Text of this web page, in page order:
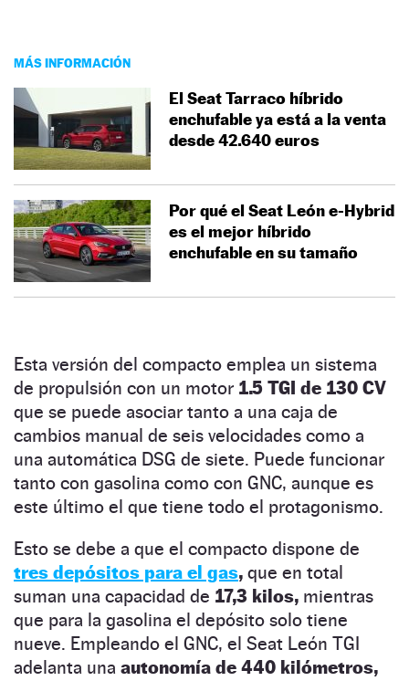
MÁS INFORMACIÓN
El Seat Tarraco híbrido
enchufable ya está a la venta
desde 42.640 euros
Por qué el Seat León e-Hybrid
es el mejor híbrido
enchufable en su tamaño
Esta versión del compacto emplea un sistema
de propulsión con un motor 1.5 TGI de 130 CV
que se puede asociar tanto a una caja de
cambios manual de seis velocidades como a
una automática DSG de siete. Puede funcionar
tanto con gasolina como con GNC, aunque es
este último el que tiene todo el protagonismo.
Esto se debe a que el compacto dispone de
tres depósitos para el gas, que en total
suman una capacidad de 17,3 kilos, mientras
que para la gasolina el depósito solo tiene
nueve. Empleando el GNC, el Seat León TGI
adelanta una autonomía de 440 kilómetros,